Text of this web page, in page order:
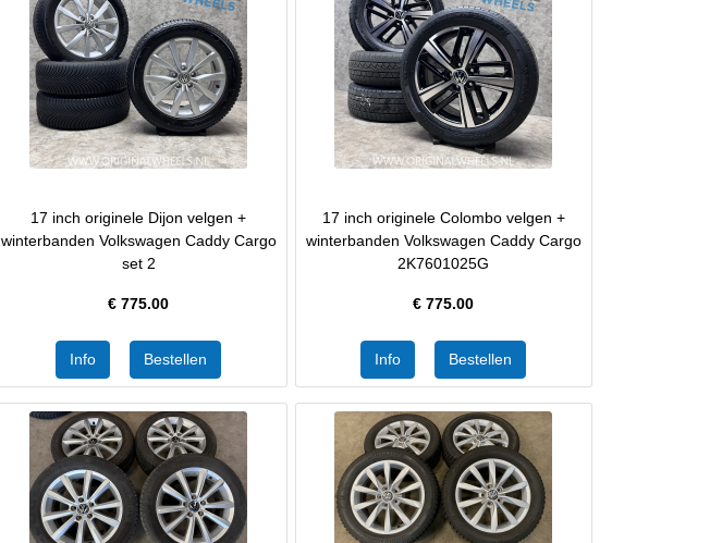
17 inch originele Dijon velgen +
winterbanden Volkswagen Caddy Cargo
set 2
€775.00
17 inch originele Colombo velgen +
winterbanden Volkswagen Caddy Cargo
2K7601025G
€775.00